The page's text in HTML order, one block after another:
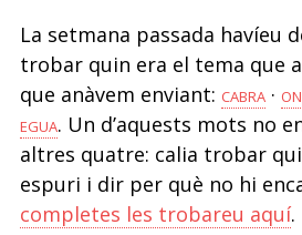
La setmana passada havíeu
trobar quin era el tema que
que anàvem enviant: cabra·
egua. Un d’aquests mots no
altres quatre: calia trobar
espuri i dir per què no hi
completes les trobareu aquí.